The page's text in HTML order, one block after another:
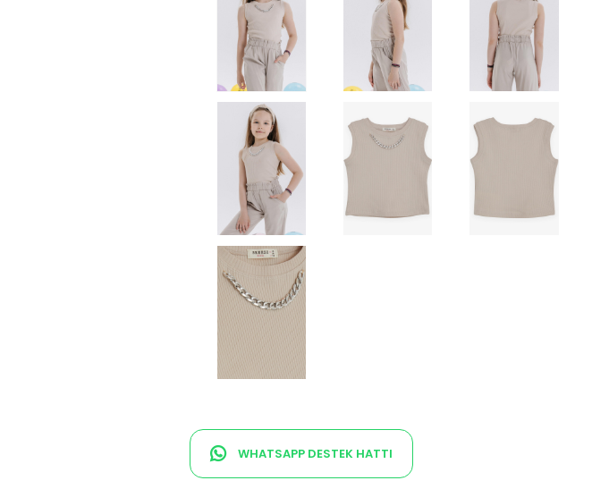
WHATSAPP DESTEK HATTI